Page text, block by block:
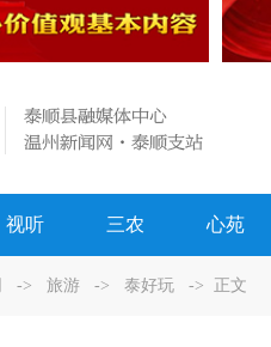
视听 三农 心苑
-> 旅游 -> 泰好玩 -> 正文